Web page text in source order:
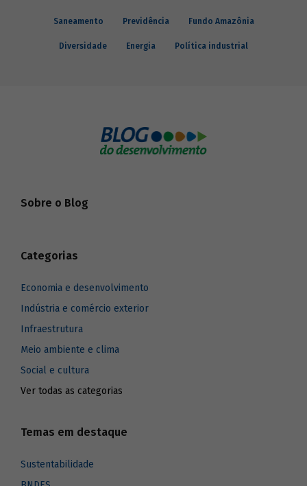
Saneamento Previdência Fundo Amazônia
Diversidade Energia Política industrial
Sobre o Blog
Categorias
Economia e desenvolvimento
Indústria e comércio exterior
Infraestrutura
Meio ambiente e clima
Social e cultura
Ver todas as categorias
Temas em destaque
Sustentabilidade